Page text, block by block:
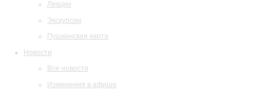
Лекции
Экскурсии
Пушкинская карта
Новости
Все новости
Изменения в афише